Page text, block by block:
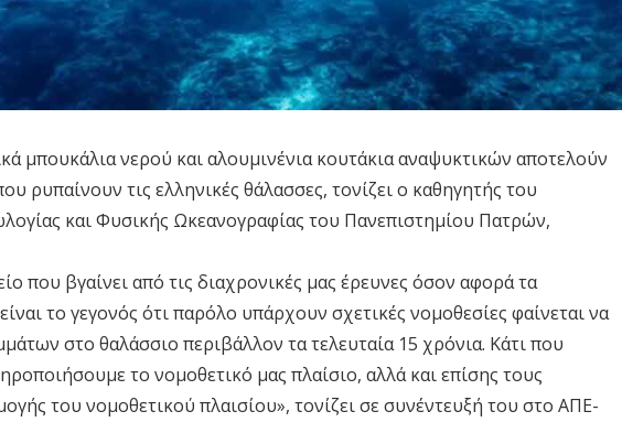
μπουκάλια νερού και αλουμινένια κουτάκια αναψυκτικών αποτελούν
ρυπαίνουν τις ελληνικές θάλασσες, τονίζει ο καθηγητής του
και Φυσικής Ωκεανογραφίας του Πανεπιστημίου Πατρών,
που βγαίνει από τις διαχρονικές μας έρευνες όσον αφορά τα
το γεγονός ότι παρόλο υπάρχουν σχετικές νομοθεσίες φαίνεται να
στο θαλάσσιο περιβάλλον τα τελευταία 15 χρόνια. Κάτι που
το νομοθετικό μας πλαίσιο, αλλά και επίσης τους
του νομοθετικού πλαισίου», τονίζει σε συνέντευξή του στο ΑΠΕ-